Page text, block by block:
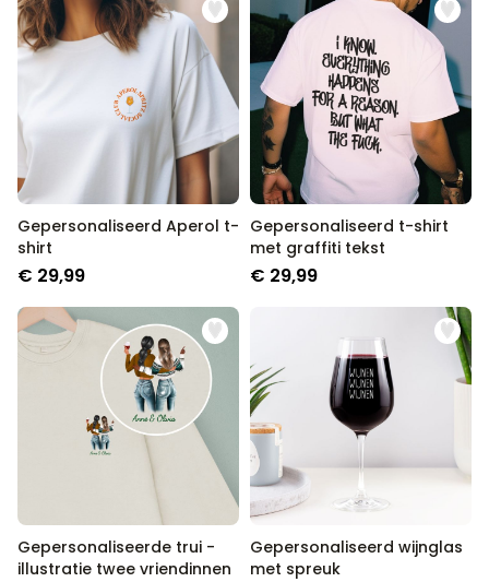
Gepersonaliseerd Aperol t-
shirt
€ 29,99
Gepersonaliseerd t-shirt
met graffiti tekst
€ 29,99
Gepersonaliseerde trui -
illustratie twee vriendinnen
Gepersonaliseerd wijnglas
met spreuk